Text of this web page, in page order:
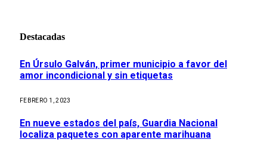
Destacadas
En Úrsulo Galván, primer municipio a favor del
amor incondicional y sin etiquetas
FEBRERO 1, 2023
En nueve estados del país, Guardia Nacional
localiza paquetes con aparente marihuana